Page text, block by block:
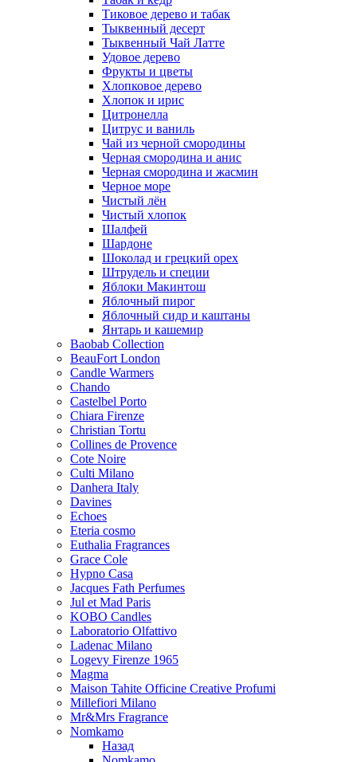
Тиковое дерево и табак
Тыквенный десерт
Тыквенный Чай Латте
Удовое дерево
Фрукты и цветы
Хлопковое дерево
Хлопок и ирис
Цитронелла
Цитрус и ваниль
Чай из черной смородины
Черная смородина и анис
Черная смородина и жасмин
Черное море
Чистый лён
Чистый хлопок
Шалфей
Шардоне
Шоколад и грецкий орех
Штрудель и специи
Яблоки Макинтош
Яблочный пирог
Яблочный сидр и каштаны
Янтарь и кашемир
Baobab Collection
BeauFort London
Candle Warmers
Chando
Castelbel Porto
Chiara Firenze
Christian Tortu
Collines de Provence
Cote Noire
Culti Milano
Danhera Italy
Davines
Echoes
Eteria cosmo
Euthalia Fragrances
Grace Cole
Hypno Casa
Jacques Fath Perfumes
Jul et Mad Paris
KOBO Candles
Laboratorio Olfattivo
Ladenac Milano
Logevy Firenze 1965
Magma
Maison Tahite Officine Creative Profumi
Millefiori Milano
Mr&Mrs Fragrance
Nomkamo
Назад